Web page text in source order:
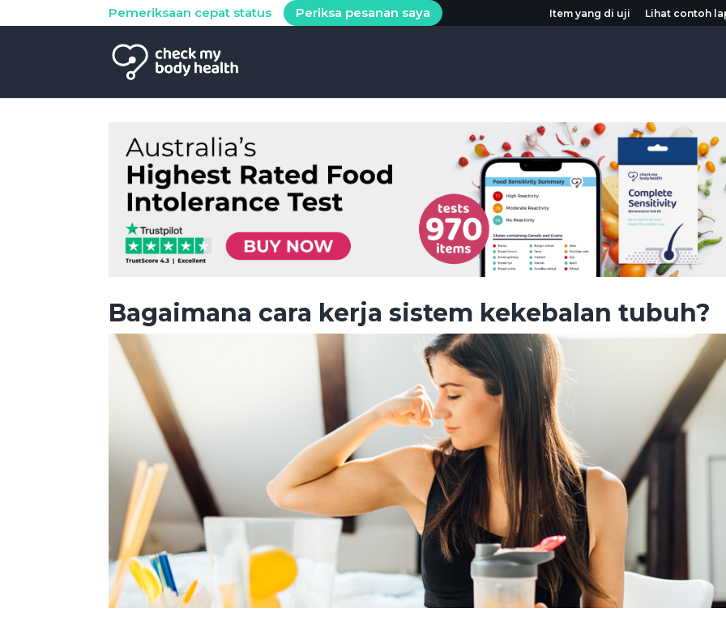
Pemeriksaan cepat status Periksa pesanan saya Item yang di uji Lihat contoh
Bagaimana cara kerja sistem kekebalan tubuh?